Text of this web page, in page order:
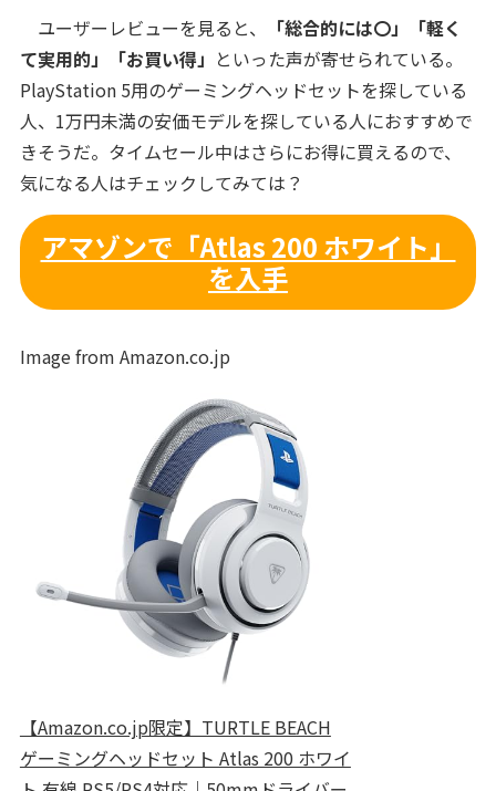
ユーザーレビューを見ると、
「総合的には〇」「軽く
て実用的」「お買い得」 といった声が寄せられている。
PlayStation 5用のゲーミングヘッドセットを探している
人、1万円未満の安価モデルを探している人におすすめで
きそうだ。タイムセール中はさらにお得に買えるので、
気になる人はチェックしてみては？
アマゾンで「Atlas 200 ホワイト」
を入手
Image from Amazon.co.jp
【Amazon.co.jp限定】TURTLE BEACH
ゲーミングヘッドセット Atlas 200 ホワイ